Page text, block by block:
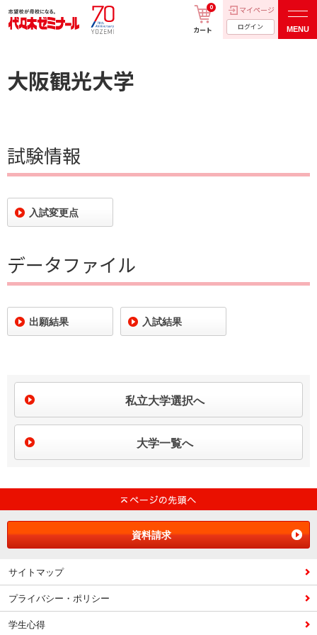
カート
0 マイページ
ログイン MENU
大阪観光大学
試験情報
入試変更点
データファイル
出願結果 入試結果
私立大学選択へ
大学一覧へ
資料請求
サイトマップ
プライバシー・ポリシー
学生心得